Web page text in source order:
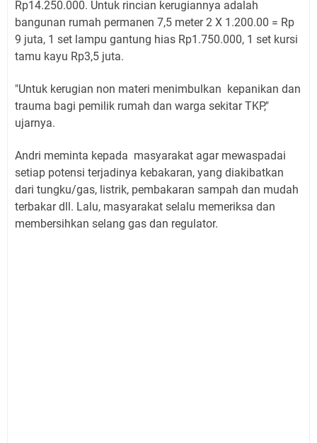
Rp14.250.000. Untuk rincian kerugiannya adalah
bangunan rumah permanen 7,5 meter 2 X 1.200.00 = Rp
9 juta, 1 set lampu gantung hias Rp1.750.000, 1 set kursi
tamu kayu Rp3,5 juta.
"Untuk kerugian non materi menimbulkan kepanikan dan
trauma bagi pemilik rumah dan warga sekitar TKP,"
ujarnya.
Andri meminta kepada masyarakat agar mewaspadai
setiap potensi terjadinya kebakaran, yang diakibatkan
dari tungku/gas, listrik, pembakaran sampah dan mudah
terbakar dll. Lalu, masyarakat selalu memeriksa dan
membersihkan selang gas dan regulator.